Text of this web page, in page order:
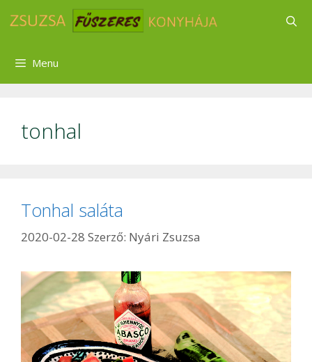
Menu
tonhal
Tonhal saláta
2020-02-28 Szerző: Nyári Zsuzsa